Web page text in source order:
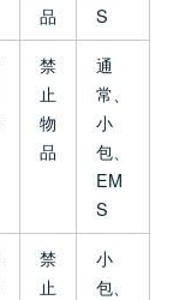
品
S
禁
止
物
品
通
常、
小
包、
EM
S
禁
止
小
包、